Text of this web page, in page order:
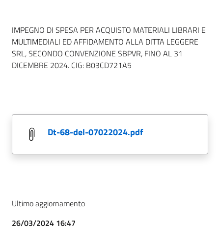
IMPEGNO DI SPESA PER ACQUISTO MATERIALI LIBRARI E
MULTIMEDIALI ED AFFIDAMENTO ALLA DITTA LEGGERE
SRL, SECONDO CONVENZIONE SBPVR, FINO AL 31
DICEMBRE 2024. CIG: B03CD721A5
dt-68-del-07022024.pdf
Ultimo aggiornamento
26/03/2024 16:47